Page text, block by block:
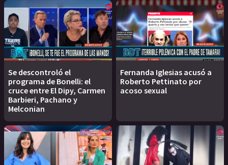
Se descontroló el
programa de Bonelli: el
cruce entre El Dipy, Carmen
Barbieri, Pachano y
Melconian
Fernanda Iglesias acusó a
Roberto Pettinato por
acoso sexual